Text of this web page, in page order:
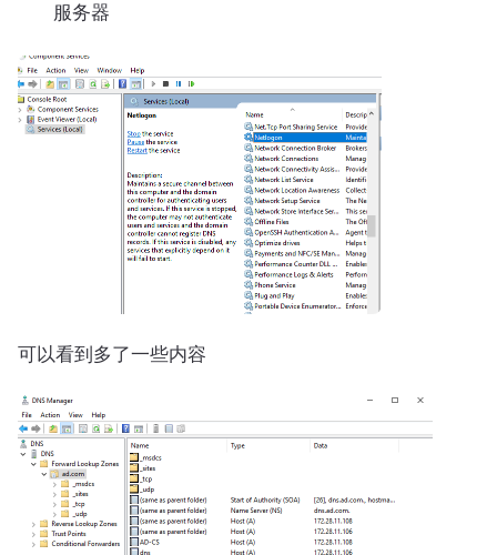
服务器
可以看到多了一些内容